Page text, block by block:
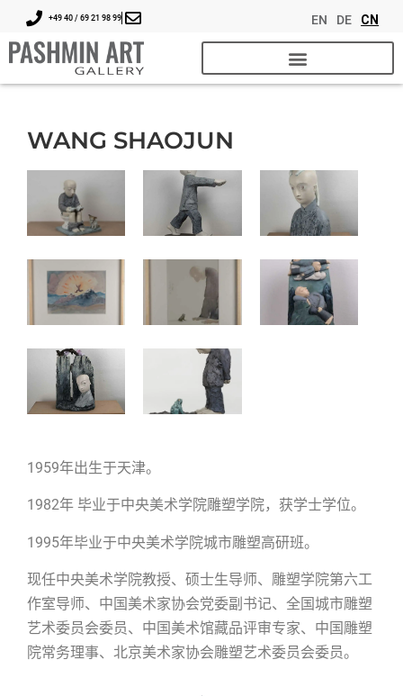
+49 40 / 69 21 98 99 EN DE CN
WANG SHAOJUN
1959年出生于天津。
1982年 毕业于中央美术学院雕塑学院，获学士学位。
1995年毕业于中央美术学院城市雕塑高研班。
现任中央美术学院教授、硕士生导师、雕塑学院第六工
作室导师、中国美术家协会党委副书记、全国城市雕塑
艺术委员会委员、中国美术馆藏品评审专家、中国雕塑
院常务理事、北京美术家协会雕塑艺术委员会委员。